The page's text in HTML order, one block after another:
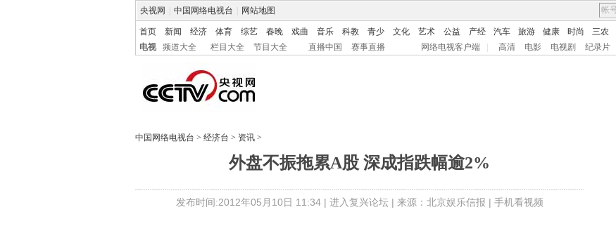
央视网 中国网络电视台 网站地图
首页 新闻 经济 体育 综艺 春晚 戏曲 音乐 科教 青少 文化 艺术 公益 产经 汽车 旅游 健康 时尚 三农
电视
频道大全 栏目大全 节目大全 直播中国 赛事直播 网络电视客户端 高清 电影 电视剧 纪录片
中国网络电视台 > 经济台 > 资讯 >
外盘不振拖累A股 深成指跌幅逾2%
发布时间:2012年05月10日 11:34 | 进入复兴论坛| 来源：北京娱乐信报 | 手机看视频